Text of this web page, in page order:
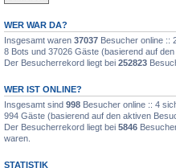
WER WAR DA?
Insgesamt waren 37037 Besucher online ::
8 Bots und 37026 Gäste (basierend auf
Der Besucherrekord liegt bei 252823
WER IST ONLINE?
Insgesamt sind 998 Besucher online :: 4
994 Gäste (basierend auf den aktiven
Der Besucherrekord liegt bei 5846
waren.
STATISTIK